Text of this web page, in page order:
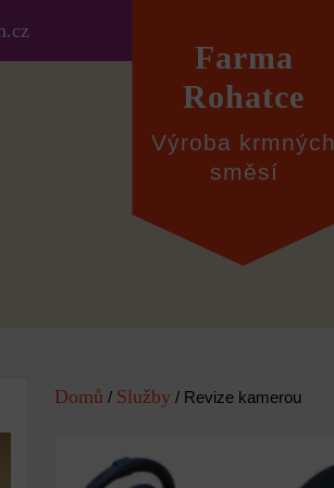
Farma
Rohatce
Výroba krmných
směsí
Domů / Služby / Revize kamerou